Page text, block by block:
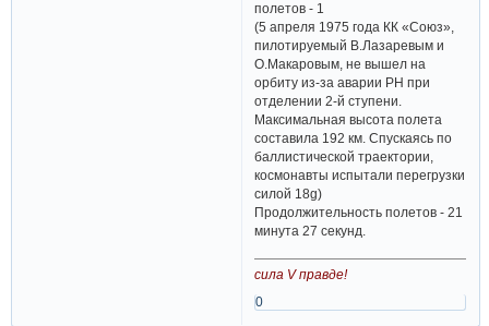
полетов - 1
(5 апреля 1975 года КК «Союз»,
пилотируемый В.Лазаревым и
О.Макаровым, не вышел на
орбиту из-за аварии РН при
отделении 2-й ступени.
Максимальная высота полета
составила 192 км. Спускаясь по
баллистической траектории,
космонавты испытали перегрузки
силой 18g)
Продолжительность полетов - 21
минута 27 секунд.
сила V правде!
0